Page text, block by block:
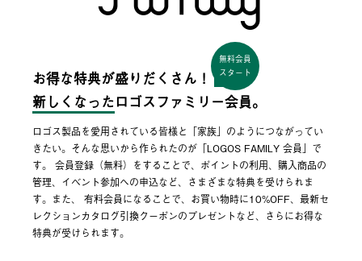
お得な特典が盛りだくさん！
無料会員
スタート
新しくなった ロゴスファミリー会員。
ロゴス製品を愛用されている皆様と「家族」のようにつながってい
きたい。そんな思いから作られたのが「LOGOS FAMILY 会員」で
す。 会員登録（無料）をすることで、ポイントの利用、購入商品の
管理、イベント参加への申込など、さまざまな特典を受けられま
す。また、 有料会員になることで、お買い物時に10%OFF、最新セ
レクションカタログ引換クーポンのプレゼントなど、さらにお得な
特典が受けられます。